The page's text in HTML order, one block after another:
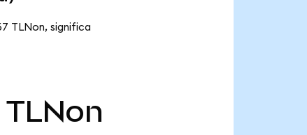
TLNon, significa
TLNon